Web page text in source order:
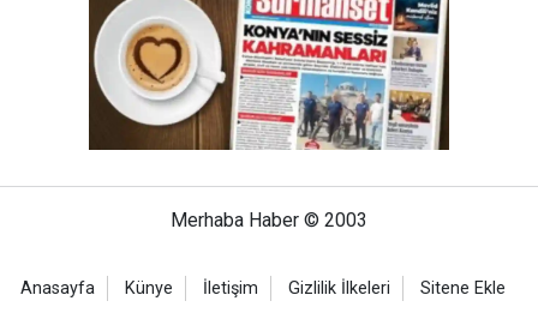
Merhaba Haber © 2003
Anasayfa Künye İletişim Gizlilik İlkeleri Sitene Ekle